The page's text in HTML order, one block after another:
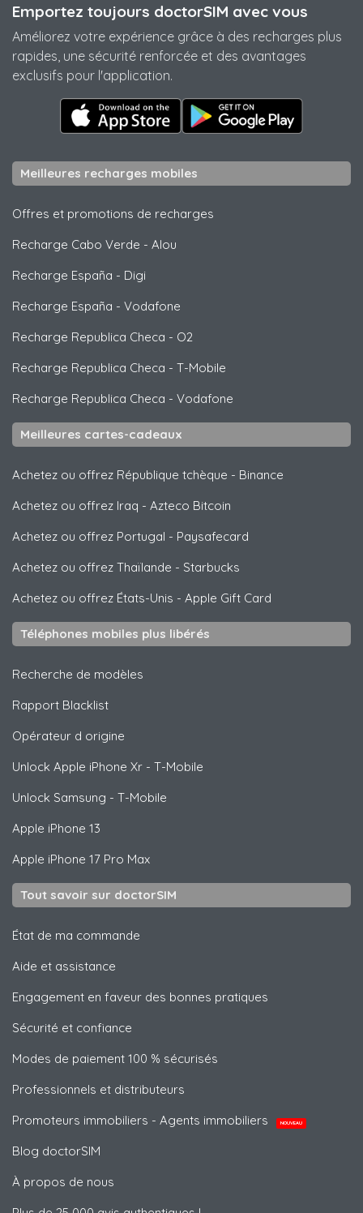
Emportez toujours doctorSIM avec vous
Améliorez votre expérience grâce à des recharges plus
rapides, une sécurité renforcée et des avantages
exclusifs pour l'application.
Meilleures recharges mobiles
Offres et promotions de recharges
Recharge Cabo Verde - Alou
Recharge España - Digi
Recharge España - Vodafone
Recharge Republica Checa - O2
Recharge Republica Checa - T-Mobile
Recharge Republica Checa - Vodafone
Meilleures cartes-cadeaux
Achetez ou offrez République tchèque - Binance
Achetez ou offrez Iraq - Azteco Bitcoin
Achetez ou offrez Portugal - Paysafecard
Achetez ou offrez Thaïlande - Starbucks
Achetez ou offrez États-Unis - Apple Gift Card
Téléphones mobiles plus libérés
Recherche de modèles
Rapport Blacklist
Opérateur d origine
Unlock Apple iPhone Xr - T-Mobile
Unlock Samsung - T-Mobile
Apple iPhone 13
Apple iPhone 17 Pro Max
Tout savoir sur doctorSIM
État de ma commande
Aide et assistance
Engagement en faveur des bonnes pratiques
Sécurité et confiance
Modes de paiement 100 % sécurisés
Professionnels et distributeurs
Promoteurs immobiliers - Agents immobiliers
NOUVEAU
Blog doctorSIM
À propos de nous